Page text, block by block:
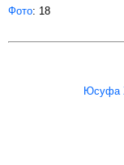
Фото: 18
Юсуфа